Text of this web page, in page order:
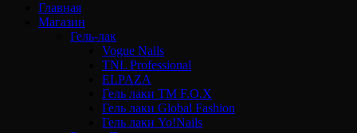
Главная
Магазин
Гель-лак
Vogue Nails
TNL Professional
ELPAZA
Гель лаки ТМ F.O.X
Гель лаки Global Fashion
Гель лаки Yo!Nails